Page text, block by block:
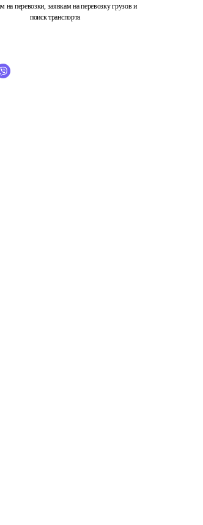
на перевозки, заявкам на перевозку грузов и
поиск транспорта